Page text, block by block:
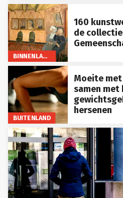
BINNENLAND
160
de
BUITENLAND
Moeite
samen met
hersenen